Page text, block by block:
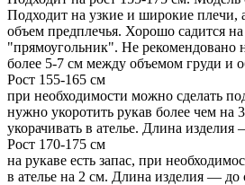
Подходит на узкие и широкие плечи,
объем предплечья. Хорошо садится
"прямоугольник". Не рекомендовано
более 5-7 см между объемом груди и
Рост 155-165 см
при необходимости можно сделать
нужно укоротить рукав более чем на
укорачивать в ателье. Длина
Рост 170-175 см
на рукаве есть запас, при
в ателье на 2 см. Длина изделия —